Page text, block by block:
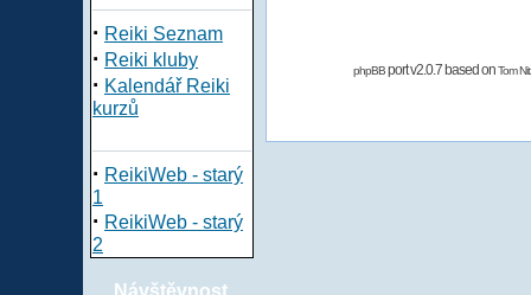
· Reiki Seznam
· Reiki kluby
· Kalendář Reiki
kurzů
· ReikiWeb - starý
1
· ReikiWeb - starý
2
Návštěvnost
phpBBport v2.0.7 based onTom